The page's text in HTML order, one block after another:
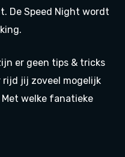
De Speed Night wordt
er geen tips & tricks
rijd jij zoveel mogelijk
Met welke fanatieke